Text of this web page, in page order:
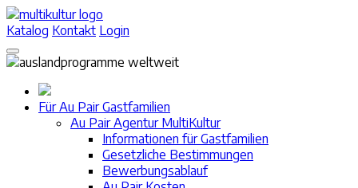
Katalog Kontakt Login
Für Au Pair Gastfamilien
Au Pair Agentur MultiKultur
Informationen für Gastfamilien
Gesetzliche Bestimmungen
Bewerbungsablauf